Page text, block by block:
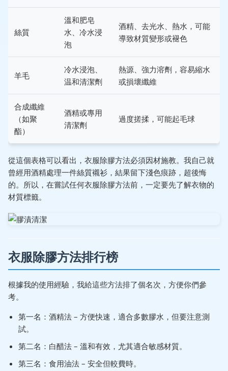
絲質
溫和肥皂
水、冷水浸
泡
酒精、去光水、熱水，可能
導致材質變形或褪色
羊毛
冷水浸泡、
温和清潔劑
熱源、強力溶劑，容易縮水
或損壞纖維
合成纖維
（如聚
酯）
酒精或專用
清潔劑
過度搓揉，可能起毛球
從這個表格可以看出，衣服除膠方法必須因材施教。我自己就
曾經用酒精處理一件絲質襯衫，結果留下淺色痕跡，超後悔
的。所以，在嘗試任何衣服除膠方法前，一定要先了解衣物的
材質標籤。
衣服除膠方法排行榜
根據我的使用經驗，我給這些方法排了個名次，方便你們參
考。
第一名：酒精法 – 方便快速，適合多數膠水，但要注意測
試。
第二名：白醋法 – 溫和有效，尤其適合敏感材質。
第三名：食用油法 – 安全但較費時。